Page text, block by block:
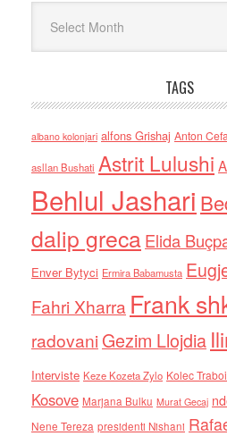
TAGS
albano kolonjari alfons Grishaj Anton Cefa
asllan Bushati Astrit Lulushi
Behlul Jashari
dalip grecaElida
Enver Bytyci Ermira Babamusta
Fahri Xharra Frank
radovaniGezim Llojdia
Interviste Keze Kozeta Zylo Kolec
Kosove Marjana Bulku Murat Gecaj
Nene Tereza presidenti Nishani